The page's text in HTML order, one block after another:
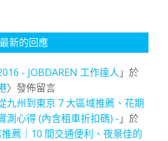
最新的回應
- JOBDAREN 工作達人 」於
〉發佈留言
九州到東京 7 大區域推薦、花期
測心得 (內含租車折扣碼) - 」於
薦｜10 間交通便利、夜景佳的